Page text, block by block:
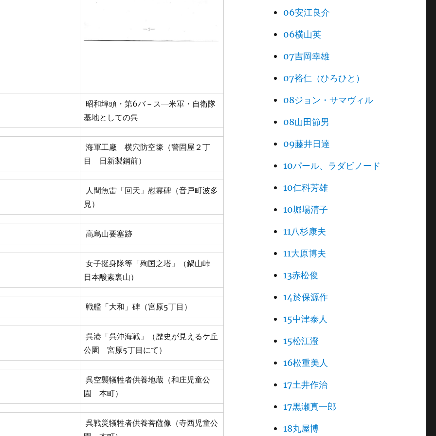
昭和埠頭・第6バ－ス―米軍・自衛隊
基地としての呉
海軍工廠 横穴防空壕（警固屋２丁
目 日新製鋼前）
人間魚雷「回天」慰霊碑（音戸町波多
見）
高烏山要塞跡
女子挺身隊等「殉国之塔」（鍋山峠
日本酸素裏山）
戦艦「大和」碑（宮原5丁目）
呉港「呉沖海戦」（歴史が見えるケ丘
公園 宮原5丁目にて）
呉空襲犠牲者供養地蔵（和庄児童公
園 本町）
呉戦災犠牲者供養菩薩像（寺西児童公
06安江良介
06横山英
07吉岡幸雄
07裕仁（ひろひと）
08ジョン・サマヴィル
08山田節男
09藤井日達
10パール、ラダビノード
10仁科芳雄
10堀場清子
11八杉康夫
11大原博夫
13赤松俊
14於保源作
15中津泰人
15松江澄
16松重美人
17土井作治
17黒瀬真一郎
18丸屋博